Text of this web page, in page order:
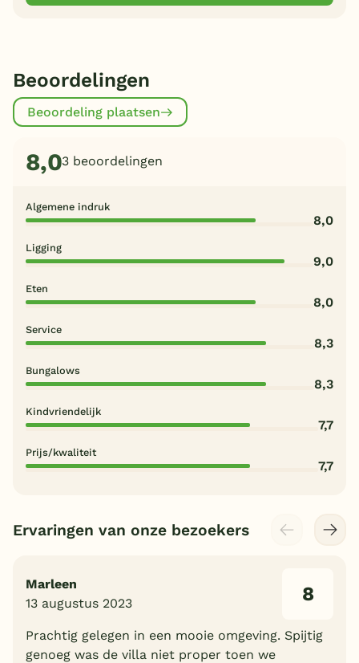
Beoordelingen
Beoordeling plaatsen
8,03 beoordelingen
Algemene indruk
8,0
Ligging
9,0
Eten
8,0
Service
8,3
Bungalows
8,3
Kindvriendelijk
7,7
Prijs/kwaliteit
7,7
Ervaringen van onze bezoekers
Marleen
13 augustus 2023
8
Prachtig gelegen in een mooie omgeving. Spijtig
genoeg was de villa niet proper toen we